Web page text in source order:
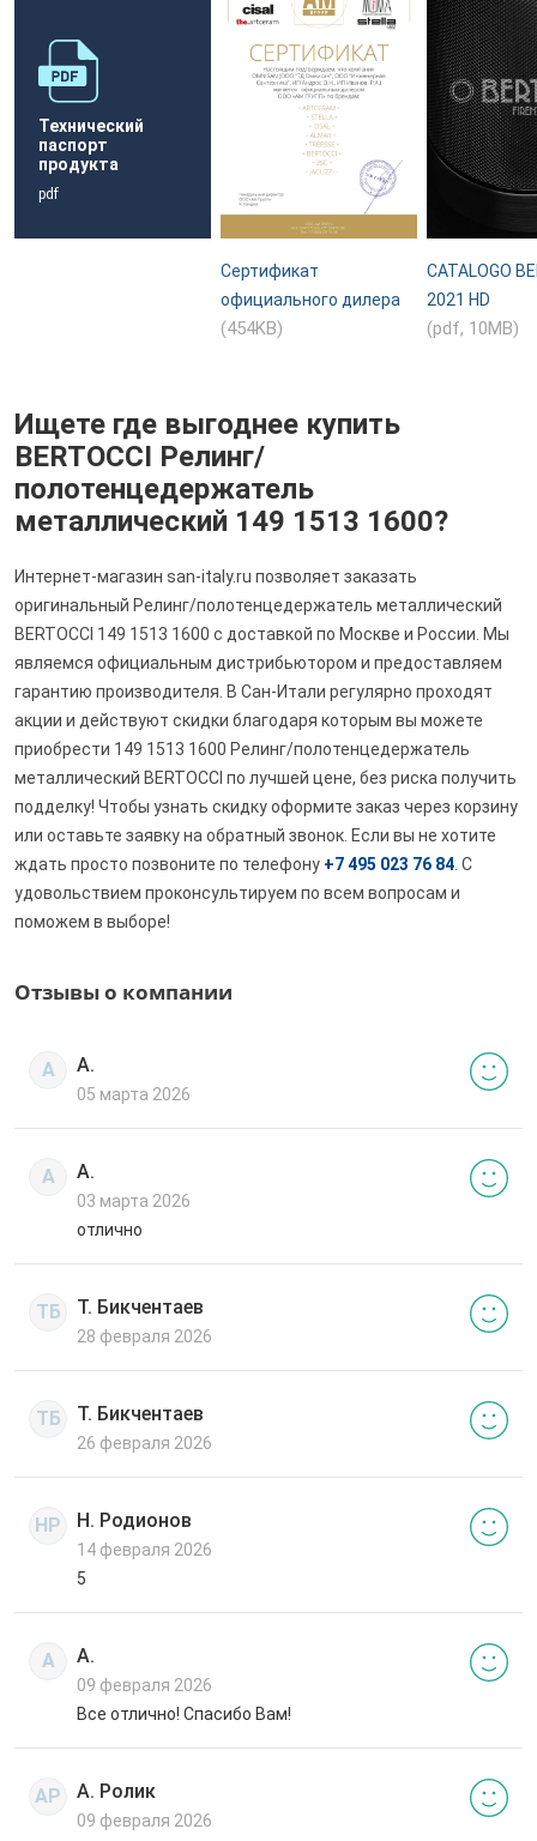
Технический
паспорт
продукта
pdf
Сертификат
официального дилера
(454KB)
CATALOGO
2021 HD
(pdf, 10MB)
Ищете где выгоднее купить
BERTOCCI Релинг/
полотенцедержатель
металлический 149 1513 1600?
Интернет-магазин san-italy.ru позволяет заказать
оригинальный Релинг/полотенцедержатель металлический
BERTOCCI 149 1513 1600 с доставкой по Москве и России. Мы
являемся официальным дистрибьютором и предоставляем
гарантию производителя. В Сан-Итали регулярно проходят
акции и действуют скидки благодаря которым вы можете
приобрести 149 1513 1600 Релинг/полотенцедержатель
металлический BERTOCCI по лучшей цене, без риска получить
подделку! Чтобы узнать скидку оформите заказ через корзину
или оставьте заявку на обратный звонок. Если вы не хотите
ждать просто позвоните по телефону +7 495 023 76 84. С
удовольствием проконсультируем по всем вопросам и
поможем в выборе!
Отзывы о компании
А А.
05 марта 2026
А А.
03 марта 2026
отлично
ТБ Т. Бикчентаев
28 февраля 2026
ТБ Т. Бикчентаев
26 февраля 2026
НР Н. Родионов
14 февраля 2026
5
А А.
09 февраля 2026
Все отлично! Спасибо Вам!
АР А. Ролик
09 февраля 2026